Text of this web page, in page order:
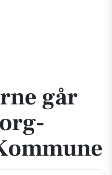
Midtfyn Kommune
går